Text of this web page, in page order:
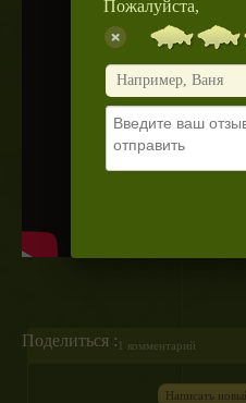
Поделиться : 1 комментарий
Написать
Пожалуйста,